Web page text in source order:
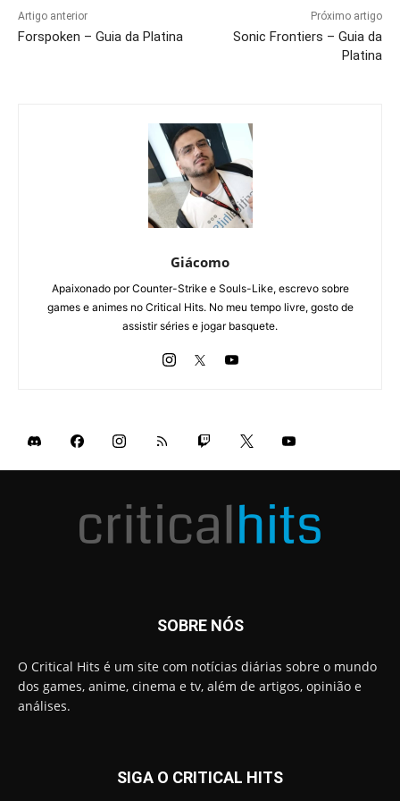
Artigo anterior
Forspoken – Guia da Platina
Próximo artigo
Sonic Frontiers – Guia da
Platina
Giácomo
Apaixonado por Counter-Strike e Souls-Like, escrevo sobre
games e animes no Critical Hits. No meu tempo livre, gosto de
assistir séries e jogar basquete.
SOBRE NÓS
O Critical Hits é um site com notícias diárias sobre o mundo
dos games, anime, cinema e tv, além de artigos, opinião e
análises.
SIGA O CRITICAL HITS